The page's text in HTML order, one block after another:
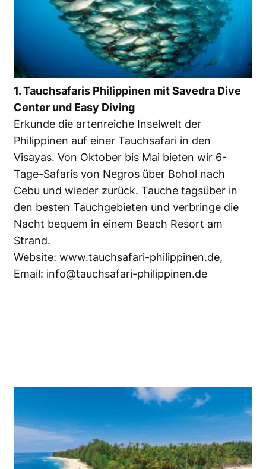
1. Tauchsafaris Philippinen mit Savedra Dive
Center und Easy Diving
Erkunde die artenreiche Inselwelt der
Philippinen auf einer Tauchsafari in den
Visayas. Von Oktober bis Mai bieten wir 6-
Tage-Safaris von Negros über Bohol nach
Cebu und wieder zurück. Tauche tagsüber in
den besten Tauchgebieten und verbringe die
Nacht bequem in einem Beach Resort am
Strand.
Website: www.tauchsafari-philippinen.de,
Email: info@tauchsafari-philippinen.de